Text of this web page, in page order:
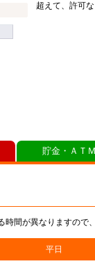
超えて、許可
間が異なりますので
平日
貯金・ＡＴ